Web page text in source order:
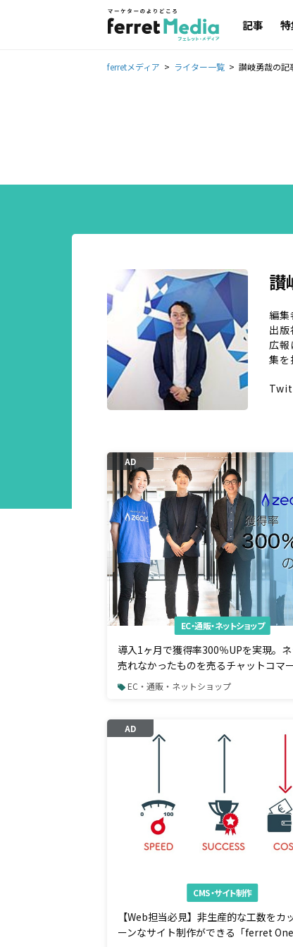
記事
ferretメディア ライター一覧 讃岐勇哉の記
讃
編集
出
広
集を
AD
EC・通販・ネットショップ
導入1ヶ月で獲得率300％UPを実現。
売れなかったものを売るチャットコマ
ールスの実力とは
EC・通販・ネットショップ
AD
CMS・サイト制作
【Web担当必見】非生産的な工数をカ
ーンなサイト制作ができる「ferret